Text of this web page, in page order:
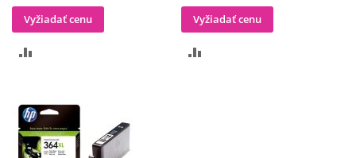
Vyžiadať cenu
POROVNÁVANIA
Vyžiadať cenu